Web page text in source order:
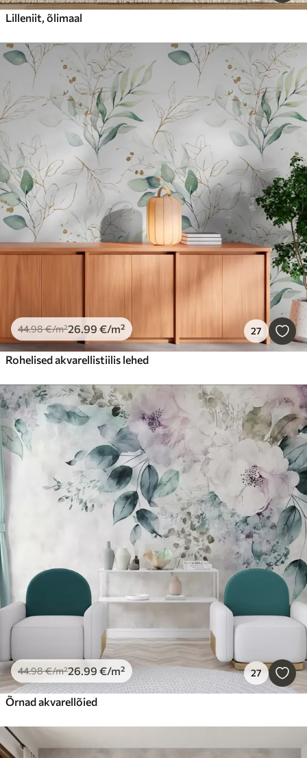
Lilleniit, õlimaal
44.98€/m²26.99 €/m² 27
Rohelised akvarellistiilis lehed
44.98€/m²26.99 €/m² 27
Õrnad akvarellõied